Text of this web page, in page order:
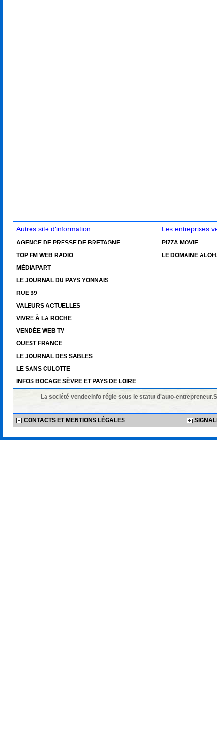
Autres site d'information
AGENCE DE PRESSE DE BRETAGNE
TOP FM WEB RADIO
MÉDIAPART
LE JOURNAL DU PAYS YONNAIS
RUE 89
VALEURS ACTUELLES
VIVRE À LA ROCHE
VENDÉE WEB TV
OUEST FRANCE
LE JOURNAL DES SABLES
LE SANS CULOTTE
INFOS BOCAGE SÈVRE ET PAYS DE LOIRE
Les entreprises
PIZZA MOVIE
LE DOMAINE
La société vendeeinfo régie sous le statut d'auto-
CONTACTS ET MENTIONS LÉGALES